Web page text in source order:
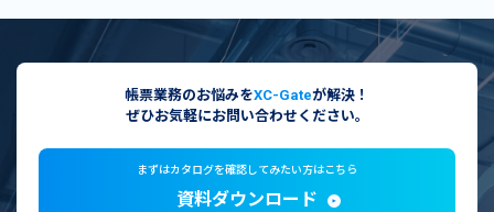
帳票業務のお悩みをXC-Gateが解決！
ぜひお気軽にお問い合わせください。
まずはカタログを確認してみたい方はこちら
資料ダウンロード